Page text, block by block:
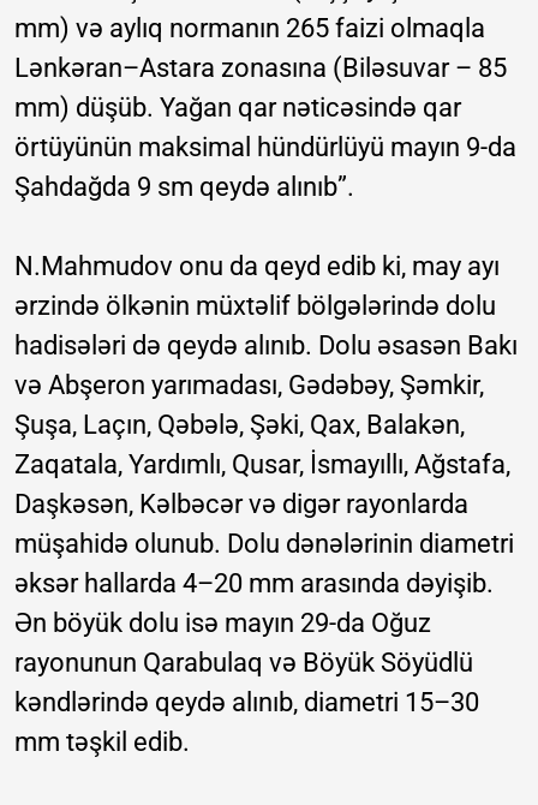
mm) və aylıq normanın 265 faizi olmaqla
Lənkəran–Astara zonasına (Biləsuvar – 85
mm) düşüb. Yağan qar nəticəsində qar
örtüyünün maksimal hündürlüyü mayın 9-da
Şahdağda 9 sm qeydə alınıb”.
N.Mahmudov onu da qeyd edib ki, may ayı
ərzində ölkənin müxtəlif bölgələrində dolu
hadisələri də qeydə alınıb. Dolu əsasən Bakı
və Abşeron yarımadası, Gədəbəy, Şəmkir,
Şuşa, Laçın, Qəbələ, Şəki, Qax, Balakən,
Zaqatala, Yardımlı, Qusar, İsmayıllı, Ağstafa,
Daşkəsən, Kəlbəcər və digər rayonlarda
müşahidə olunub. Dolu dənələrinin diametri
əksər hallarda 4–20 mm arasında dəyişib.
Ən böyük dolu isə mayın 29-da Oğuz
rayonunun Qarabulaq və Böyük Söyüdlü
kəndlərində qeydə alınıb, diametri 15–30
mm təşkil edib.